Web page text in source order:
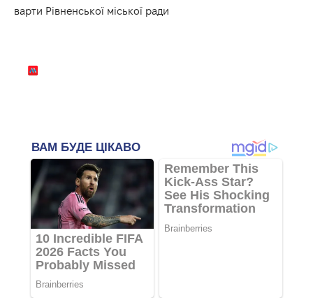
варти Рівненської міської ради